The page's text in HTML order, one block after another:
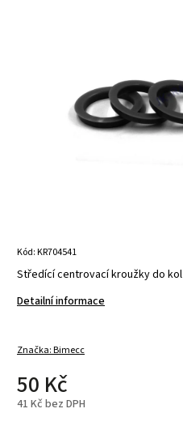
Kód:KR704541
Středící centrovací kroužky do kol
Detailní informace
Značka:Bimecc
50 Kč
41 Kč bez DPH